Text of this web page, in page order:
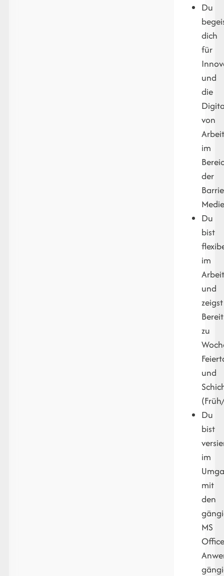
Du
dich
für
und
die
von
im
der
Du
bist
im
und
zeigst
zu
und
Du
bist
im
mit
den
MS